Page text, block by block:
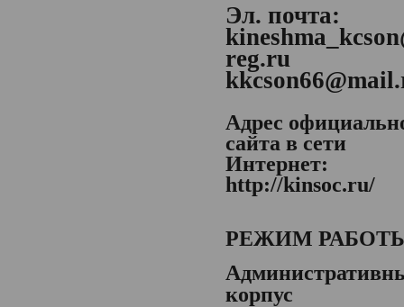
Эл. почта:
reg.ru
Адрес
сайта в сети
Интернет:
http://kinsoc.ru/
РЕЖИМ
корпус